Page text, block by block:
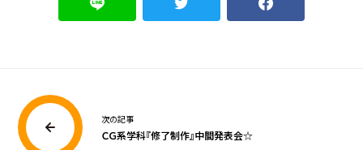
次の記事
ＣＧ系学科『修了制作』中間発表会☆